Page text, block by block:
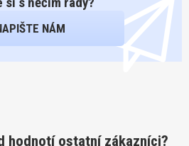
NÁM
hodnotí ostatní zákazníci?